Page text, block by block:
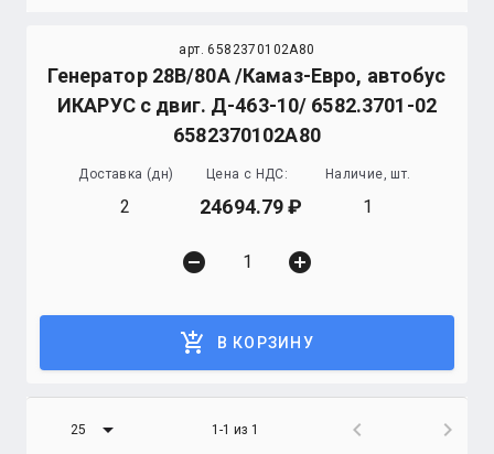
арт. 6582370102A80
Генератор 28В/80А /Камаз-Евро, автобус
ИКАРУС с двиг. Д-463-10/ 6582.3701-02
6582370102А80
Доставка (дн)
2
Цена с НДС:
24694.79
Наличие, шт.
1
remove_circle add_circle
add_shopping_cart В КОРЗИНУ
25 arrow_drop_down 1-1 из 1 chevron_left chevron_right